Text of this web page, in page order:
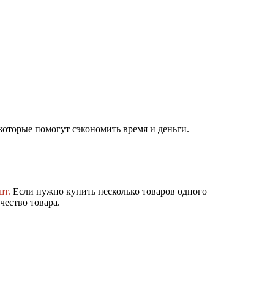
помогут сэкономить время и деньги.
Если нужно купить несколько товаров одного
товара.